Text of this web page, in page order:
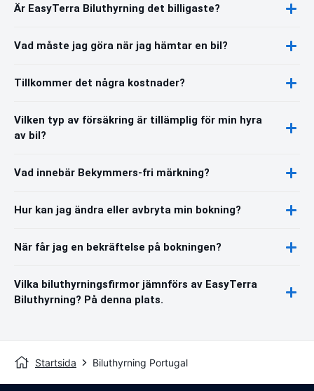
Är EasyTerra Biluthyrning det billigaste?
Vad måste jag göra när jag hämtar en bil?
Tillkommer det några kostnader?
Vilken typ av försäkring är tillämplig för min hyra
av bil?
Vad innebär Bekymmers-fri märkning?
Hur kan jag ändra eller avbryta min bokning?
När får jag en bekräftelse på bokningen?
Vilka biluthyrningsfirmor jämnförs av EasyTerra
Biluthyrning? På denna plats.
Startsida Biluthyrning Portugal